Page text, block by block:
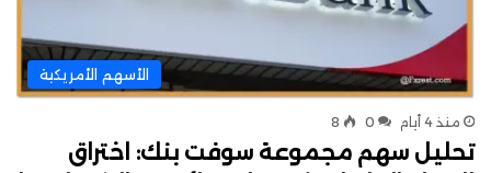
الأسهم الأمريكية
منذ 4 أيام 0
8
تحليل سهم مجموعة سوفت بنك: اختراق